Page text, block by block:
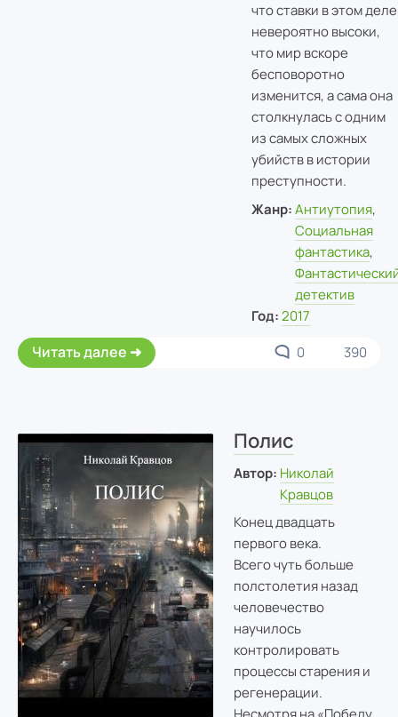
что ставки в этом деле
невероятно высоки,
что мир вскоре
бесповоротно
изменится, а сама она
столкнулась с одним
из самых сложных
убийств в истории
преступности.
Жанр: Антиутопия,
Социальная
фантастика,
детектив
Год: 2017
Читать далее 0 390
Полис
Автор: Николай
Кравцов
Конец двадцать
первого века.
Всего чуть больше
полстолетия назад
человечество
научилось
контролировать
процессы старения и
регенерации.